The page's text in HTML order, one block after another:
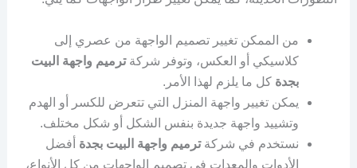
من الممكن تغيير تصميم الواجهة من عصري إلى
كلاسيكي أو العكس، وتوفر شركةترميم واجهة البيت
بجدة كل ما يلزم لهذا الأمر.
يمكن تغيير واجهة المنزل التي تتعرض للكسر أو الهدم
وتشييد واجهة جديدة بنفس الشكل أو شكل مختلف.
نستخدم في شركةترميم واجهة البيت بجدة أفضل
الأدوات والمعدات في تصميم الواجهات من كل الأنواع،